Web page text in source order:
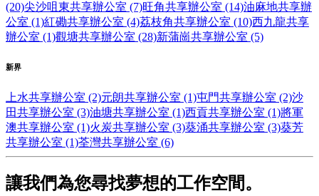
(20)尖沙咀東共享辦公室 (7)旺角共享辦公室 (14)油麻地共享辦
公室 (1)紅磡共享辦公室 (4)荔枝角共享辦公室 (10)西九龍共享
辦公室 (1)觀塘共享辦公室 (28)新蒲崗共享辦公室 (5)
新界
上水共享辦公室 (2)元朗共享辦公室 (1)屯門共享辦公室 (2)沙
田共享辦公室 (3)油塘共享辦公室 (1)西貢共享辦公室 (1)將軍
澳共享辦公室 (1)火炭共享辦公室 (3)葵涌共享辦公室 (3)葵芳
共享辦公室 (1)荃灣共享辦公室 (6)
讓我們為您尋找夢想的工作空間。